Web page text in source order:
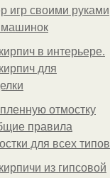
игр своими руками
машинок
в интерьере.
для
отмостку
правила
для всех типов
из гипсовой